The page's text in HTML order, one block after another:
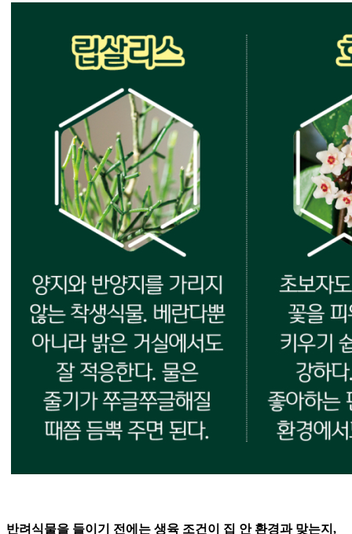
반려식물을 들이기 전에는 생육 조건이 집 안 환경과 맞는지,